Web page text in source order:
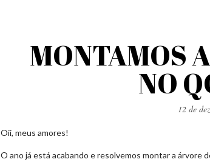
MONTAMOS
NO
12 de
Oii, meus amores!
O ano já está acabando e resolvemos montar a árvore